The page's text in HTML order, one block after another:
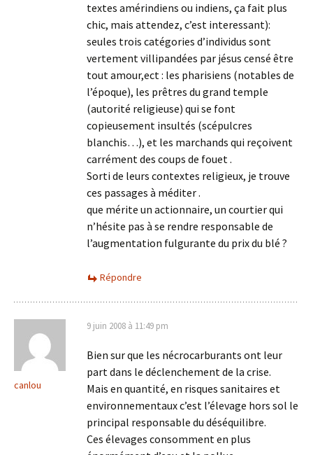
textes amérindiens ou indiens, ça fait plus
chic, mais attendez, c’est interessant):
seules trois catégories d’individus sont
vertement villipandées par jésus censé être
tout amour,ect : les pharisiens (notables de
l’époque), les prêtres du grand temple
(autorité religieuse) qui se font
copieusement insultés (scépulcres
blanchis…), et les marchands qui reçoivent
carrément des coups de fouet .
Sorti de leurs contextes religieux, je trouve
ces passages à méditer .
que mérite un actionnaire, un courtier qui
n’hésite pas à se rendre responsable de
l’augmentation fulgurante du prix du blé ?
Répondre
canlou
9 juin 2008 à 11:49 pm
Bien sur que les nécrocarburants ont leur
part dans le déclenchement de la crise.
Mais en quantité, en risques sanitaires et
environnementaux c’est l’élevage hors sol le
principal responsable du déséquilibre.
Ces élevages consomment en plus